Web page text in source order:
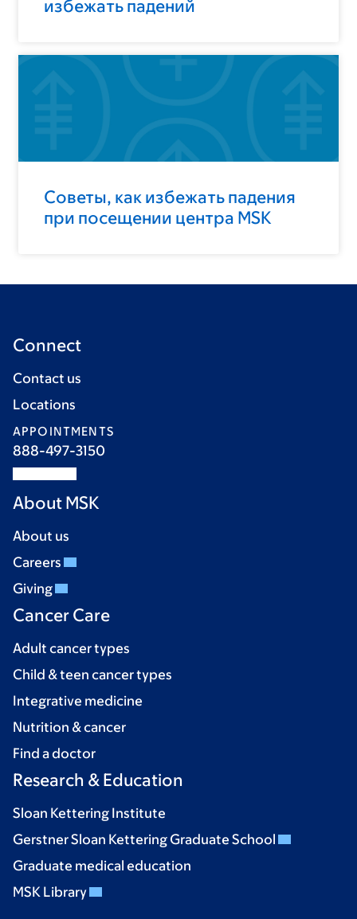
избежать падений
Советы, как избежать падения
при посещении центра MSK
Connect
Contact us
Locations
APPOINTMENTS
888-497-3150
About MSK
About us
Careers
Giving
Cancer Care
Adult cancer types
Child & teen cancer types
Integrative medicine
Nutrition & cancer
Find a doctor
Research & Education
Sloan Kettering Institute
Gerstner Sloan Kettering Graduate School
Graduate medical education
MSK Library